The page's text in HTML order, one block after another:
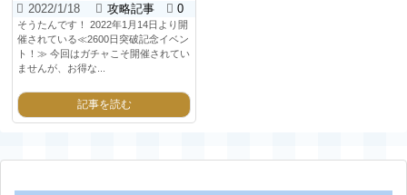
2022/1/18 攻略記事 0
そうたんです！ 2022年1月14日より開
催されている≪2600日突破記念イベン
ト！≫ 今回はガチャこそ開催されてい
ませんが、お得な...
記事を読む